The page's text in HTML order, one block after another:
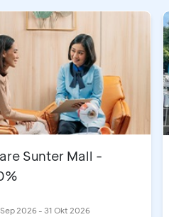
Sunter Mall -
2026 - 31 Okt 2026